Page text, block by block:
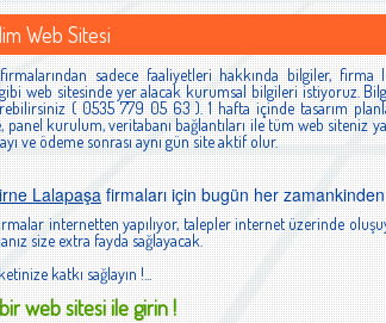
Web Sitesi
sadece faaliyetleri hakkında bilgiler, firma
web sitesinde yer alacak kurumsal bilgileri istiyoruz.
( 0535 779 05 63 ). 1 hafta içinde tasarım
panel kurulum, veritabanı bağlantıları ile tüm web siteniz
ve ödeme sonrası aynı gün site aktif olur.
Lalapaşafirmaları için bugün her
internetten yapılıyor, talepler internet üzerinde
size extra fayda sağlayacak.
katkı sağlayın !...
web sitesi ile girin !